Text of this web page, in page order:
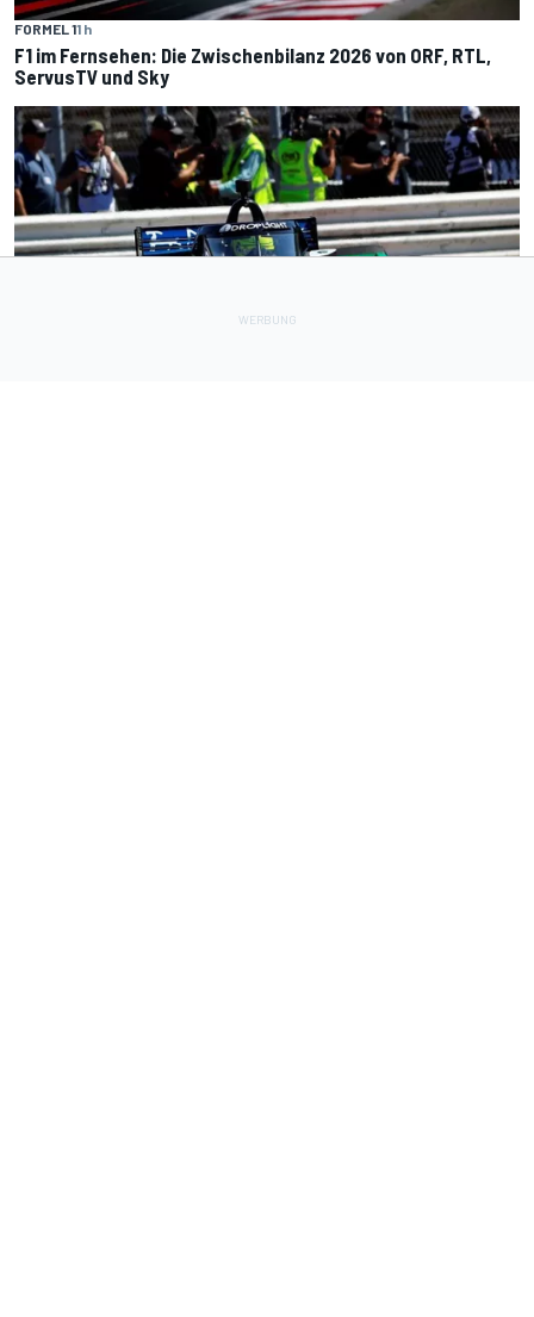
FORMEL 11 h
F1 im Fernsehen: Die Zwischenbilanz 2026 von ORF, RTL,
ServusTV und Sky